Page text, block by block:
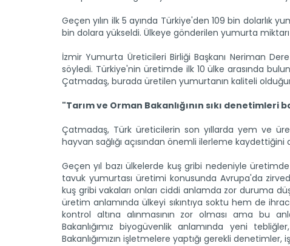
Geçen yılın ilk 5 ayında Türkiye'den 109 bin dolarlık
bin dolara yükseldi. Ülkeye gönderilen yumurta miktarı
İzmir Yumurta Üreticileri Birliği Başkanı Neriman
söyledi. Türkiye'nin üretimde ilk 10 ülke arasında
Çatmadaş, burada üretilen yumurtanın kaliteli
"Tarım ve Orman Bakanlığının sıkı denetimleri
Çatmadaş, Türk üreticilerin son yıllarda yem ve
hayvan sağlığı açısından önemli ilerleme kaydettiğini
Geçen yıl bazı ülkelerde kuş gribi nedeniyle
tavuk yumurtası üretimi konusunda Avrupa'da
kuş gribi vakaları onları ciddi anlamda zor duruma
üretim anlamında ülkeyi sıkıntıya soktu hem de
kontrol altına alınmasının zor olması ama bu
Bakanlığımız biyogüvenlik anlamında yeni
Bakanlığımızın işletmelere yaptığı gerekli denetimler,